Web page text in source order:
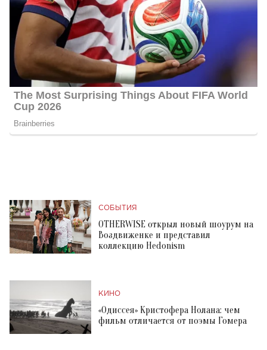
СОБЫТИЯ
OTHERWISE открыл новый шоурум на
Воздвиженке и представил
коллекцию Hedonism
КИНО
«Одиссея» Кристофера Нолана: чем
фильм отличается от поэмы Гомера